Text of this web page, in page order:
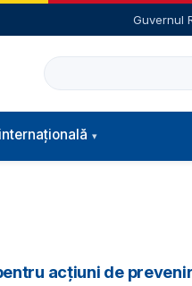
Guvernul
Caută
acțiuni de